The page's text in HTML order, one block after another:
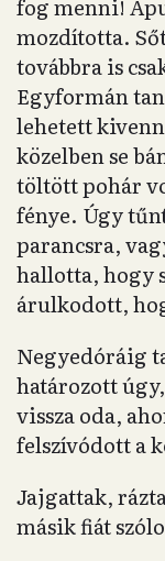
fog menni!
mozdította.
továbbra is
Egyformán
lehetett
közelben se
töltött pohár
fénye. Úgy
parancsra,
hallotta, hogy
árulkodott,
Negyedóráig
határozott
vissza oda,
felszívódott a
Jajgattak,
másik fiát